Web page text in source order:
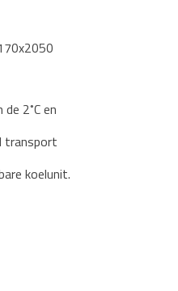
2˚C en
transport
koelunit.